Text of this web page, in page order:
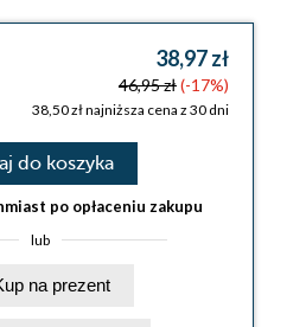
38,97 zł
46,95 zł(-17%)
38,50 zł najniższa cena z 30 dni
do koszyka
po opłaceniu zakupu
lub
Kup na prezent